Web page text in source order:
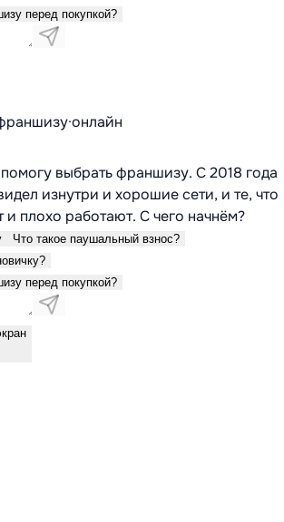
перед покупкой?
·онлайн
выбрать франшизу. С 2018 года
изнутри и хорошие сети, и те, что
плохо работают. С чего начнём?
Что такое паушальный взнос?
перед покупкой?